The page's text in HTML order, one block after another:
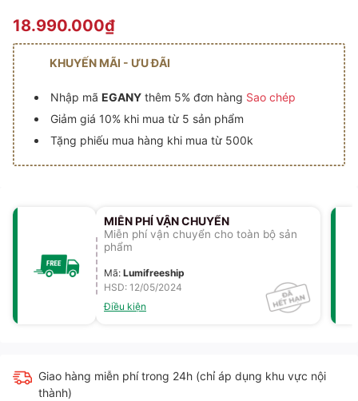
18.990.000₫
KHUYẾN MÃI - ƯU ĐÃI
Nhập mã EGANYthêm 5% đơn hàng Sao chép
Giảm giá 10% khi mua từ 5 sản phẩm
Tặng phiếu mua hàng khi mua từ 500k
MIỄN PHÍ VẬN CHUYỂN
Miễn phí vận chuyển cho toàn bộ sản
phẩm
Mã: Lumifreeship
HSD: 12/05/2024
Điều kiện
Giao hàng miễn phí trong 24h (chỉ áp dụng khu vực nội
thành)